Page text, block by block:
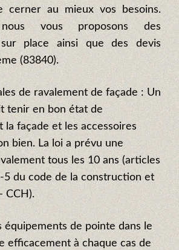
cerner au mieux vos besoins.
vous proposons des
sur place ainsi que des devis
(83840).
de ravalement de façade : Un
tenir en bon état de
façade et les accessoires
bien. La loi a prévu une
tous les 10 ans (articles
5 du code de la construction et
CCH).
équipements de pointe dans le
efficacement à chaque cas de